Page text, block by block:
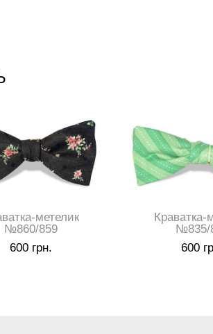
метелик
№860/859
600 грн.
Краватка-
№835/
600